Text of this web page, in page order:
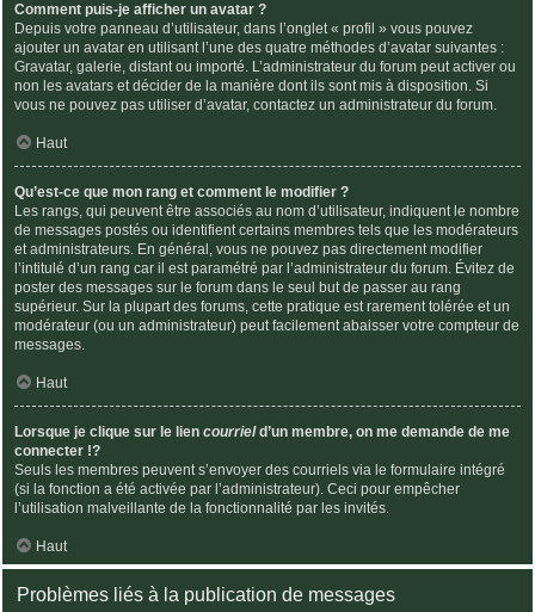
Comment puis-je afficher un avatar ?
Depuis votre panneau d’utilisateur, dans l’onglet « profil » vous pouvez
ajouter un avatar en utilisant l’une des quatre méthodes d’avatar suivantes :
Gravatar, galerie, distant ou importé. L’administrateur du forum peut activer ou
non les avatars et décider de la manière dont ils sont mis à disposition. Si
vous ne pouvez pas utiliser d’avatar, contactez un administrateur du forum.
Haut
Qu’est-ce que mon rang et comment le modifier ?
Les rangs, qui peuvent être associés au nom d’utilisateur, indiquent le nombre
de messages postés ou identifient certains membres tels que les modérateurs
et administrateurs. En général, vous ne pouvez pas directement modifier
l’intitulé d’un rang car il est paramétré par l’administrateur du forum. Évitez de
poster des messages sur le forum dans le seul but de passer au rang
supérieur. Sur la plupart des forums, cette pratique est rarement tolérée et un
modérateur (ou un administrateur) peut facilement abaisser votre compteur de
messages.
Haut
Lorsque je clique sur le lien courrield’un membre, on me demande de me
connecter !?
Seuls les membres peuvent s’envoyer des courriels via le formulaire intégré
(si la fonction a été activée par l’administrateur). Ceci pour empêcher
l’utilisation malveillante de la fonctionnalité par les invités.
Haut
Problèmes liés à la publication de messages